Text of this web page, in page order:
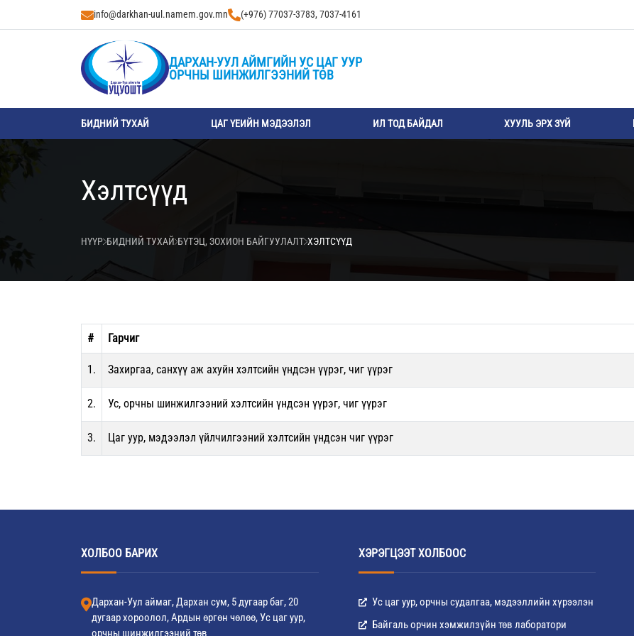
info@darkhan-uul.namem.gov.mn (+976) 77037-3783, 7037-4161
ДАРХАН-УУЛ АЙМГИЙН УС ЦАГ УУР
ОРЧНЫ ШИНЖИЛГЭЭНИЙ ТӨВ
БИДНИЙ ТУХАЙ ЦАГ ҮЕИЙН МЭДЭЭЛЭЛ ИЛ ТОД БАЙДАЛ ХУУЛЬ ЭРХ ЗҮЙ
Хэлтсүүд
НҮҮР БИДНИЙ ТУХАЙ БҮТЭЦ, ЗОХИОН БАЙГУУЛАЛТ ХЭЛТСҮҮД
# Гарчиг
1. Захиргаа, санхүү аж ахуйн хэлтсийн үндсэн үүрэг, чиг үүрэг
2. Ус, орчны шинжилгээний хэлтсийн үндсэн үүрэг, чиг үүрэг
3. Цаг уур, мэдээлэл үйлчилгээний хэлтсийн үндсэн чиг үүрэг
ХОЛБОО БАРИХ
Дархан-Уул аймаг, Дархан сум, 5 дугаар баг, 20
дугаар хороолол, Ардын өргөн чөлөө, Ус цаг уур,
орчны шинжилгээний төв
ХЭРЭГЦЭЭТ ХОЛБООС
Ус цаг уур, орчны судалгаа, мэдээллийн хүрээлэн
Байгаль орчин хэмжилзүйн төв лаборатори